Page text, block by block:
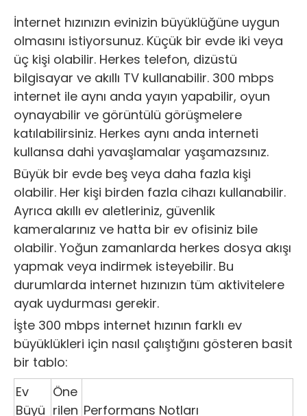
İnternet hızınızın evinizin büyüklüğüne uygun
olmasını istiyorsunuz. Küçük bir evde iki veya
üç kişi olabilir. Herkes telefon, dizüstü
bilgisayar ve akıllı TV kullanabilir. 300 mbps
internet ile aynı anda yayın yapabilir, oyun
oynayabilir ve görüntülü görüşmelere
katılabilirsiniz. Herkes aynı anda interneti
kullansa dahi yavaşlamalar yaşamazsınız.
Büyük bir evde beş veya daha fazla kişi
olabilir. Her kişi birden fazla cihazı kullanabilir.
Ayrıca akıllı ev aletleriniz, güvenlik
kameralarınız ve hatta bir ev ofisiniz bile
olabilir. Yoğun zamanlarda herkes dosya akışı
yapmak veya indirmek isteyebilir. Bu
durumlarda internet hızınızın tüm aktivitelere
ayak uydurması gerekir.
İşte 300 mbps internet hızının farklı ev
büyüklükleri için nasıl çalıştığını gösteren basit
bir tablo:
Ev
Büyü
Öne
rilen Performans Notları